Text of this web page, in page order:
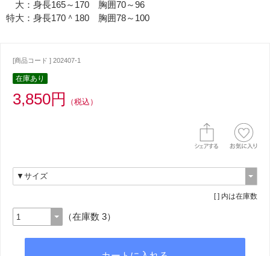
大：身長165～170 胸囲70～96
特大：身長170＾180 胸囲78～100
[商品コード ] 202407-1
在庫あり
3,850円 （税込）
[ ] 内は在庫数
（在庫数 3）